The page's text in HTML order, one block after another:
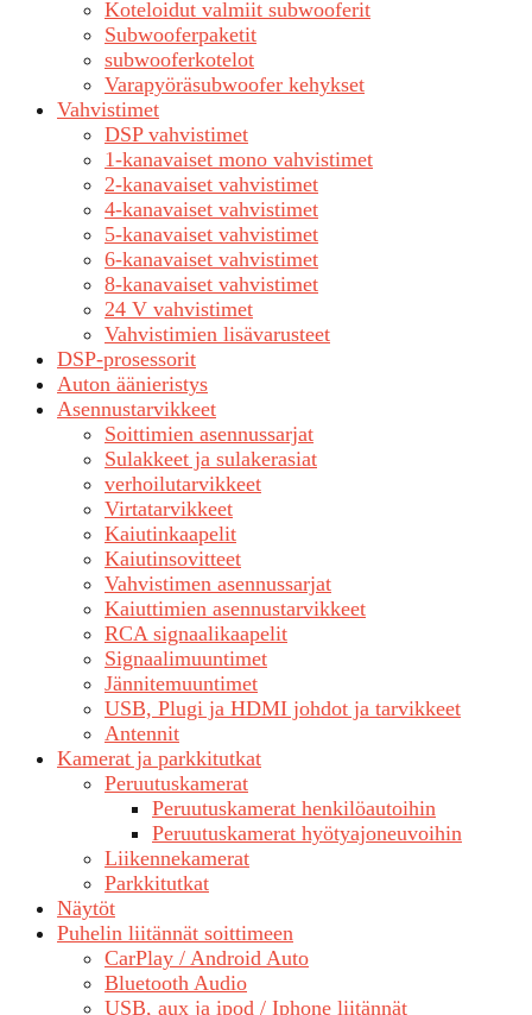
Koteloidut valmiit subwooferit
Subwooferpaketit
subwooferkotelot
Varapyöräsubwoofer kehykset
Vahvistimet
DSP vahvistimet
1-kanavaiset mono vahvistimet
2-kanavaiset vahvistimet
4-kanavaiset vahvistimet
5-kanavaiset vahvistimet
6-kanavaiset vahvistimet
8-kanavaiset vahvistimet
24 V vahvistimet
Vahvistimien lisävarusteet
DSP-prosessorit
Auton äänieristys
Asennustarvikkeet
Soittimien asennussarjat
Sulakkeet ja sulakerasiat
verhoilutarvikkeet
Virtatarvikkeet
Kaiutinkaapelit
Kaiutinsovitteet
Vahvistimen asennussarjat
Kaiuttimien asennustarvikkeet
RCA signaalikaapelit
Signaalimuuntimet
Jännitemuuntimet
USB, Plugi ja HDMI johdot ja tarvikkeet
Antennit
Kamerat ja parkkitutkat
Peruutuskamerat
Peruutuskamerat henkilöautoihin
Peruutuskamerat hyötyajoneuvoihin
Liikennekamerat
Parkkitutkat
Näytöt
Puhelin liitännät soittimeen
CarPlay / Android Auto
Bluetooth Audio
USB, aux ja ipod / Iphone liitännät